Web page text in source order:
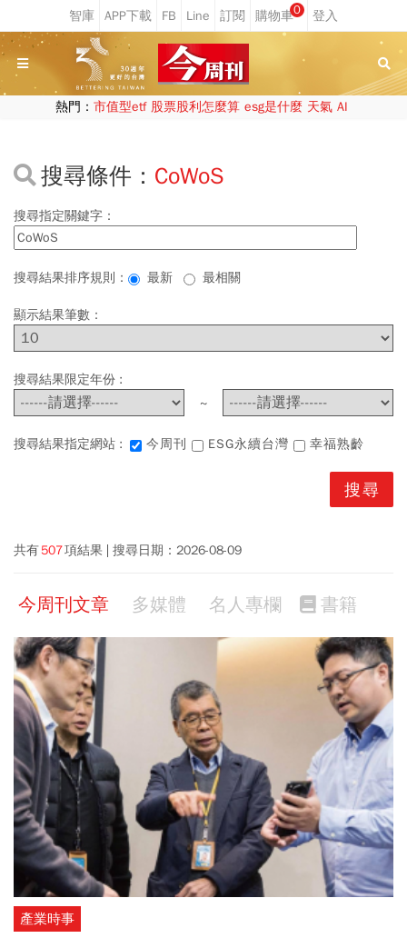
0
熱門： 市值型etf 股票股利怎麼算 esg是什麼 天氣 AI
搜尋條件： CoWoS
搜尋指定關鍵字：
搜尋結果排序規則： 最新 最相關
顯示結果筆數：
搜尋結果限定年份 :
~
搜尋結果指定網站 : 今周刊 ESG永續台灣 幸福熟齡
共有507項結果 搜尋日期： 2026-08-09
今周刊文章 多媒體 名人專欄 書籍
產業時事